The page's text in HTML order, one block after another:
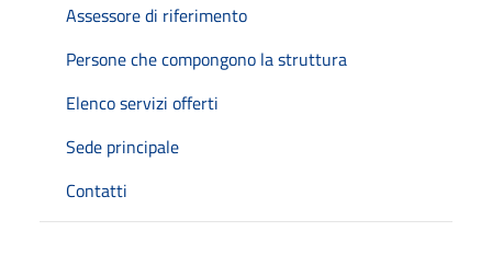
Assessore di riferimento
Persone che compongono la struttura
Elenco servizi offerti
Sede principale
Contatti